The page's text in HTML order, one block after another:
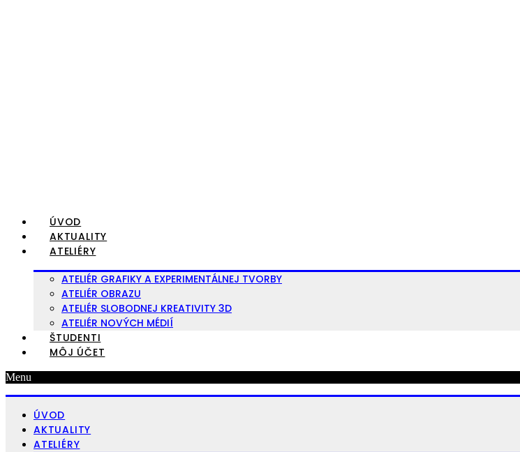
ÚVOD
AKTUALITY
ATELIÉRY
ATELIÉR GRAFIKY A EXPERIMENTÁLNEJ TVORBY
ATELIÉR OBRAZU
ATELIÉR SLOBODNEJ KREATIVITY 3D
ATELIÉR NOVÝCH MÉDIÍ
ŠTUDENTI
MÔJ ÚČET
Menu
ÚVOD
AKTUALITY
ATELIÉRY